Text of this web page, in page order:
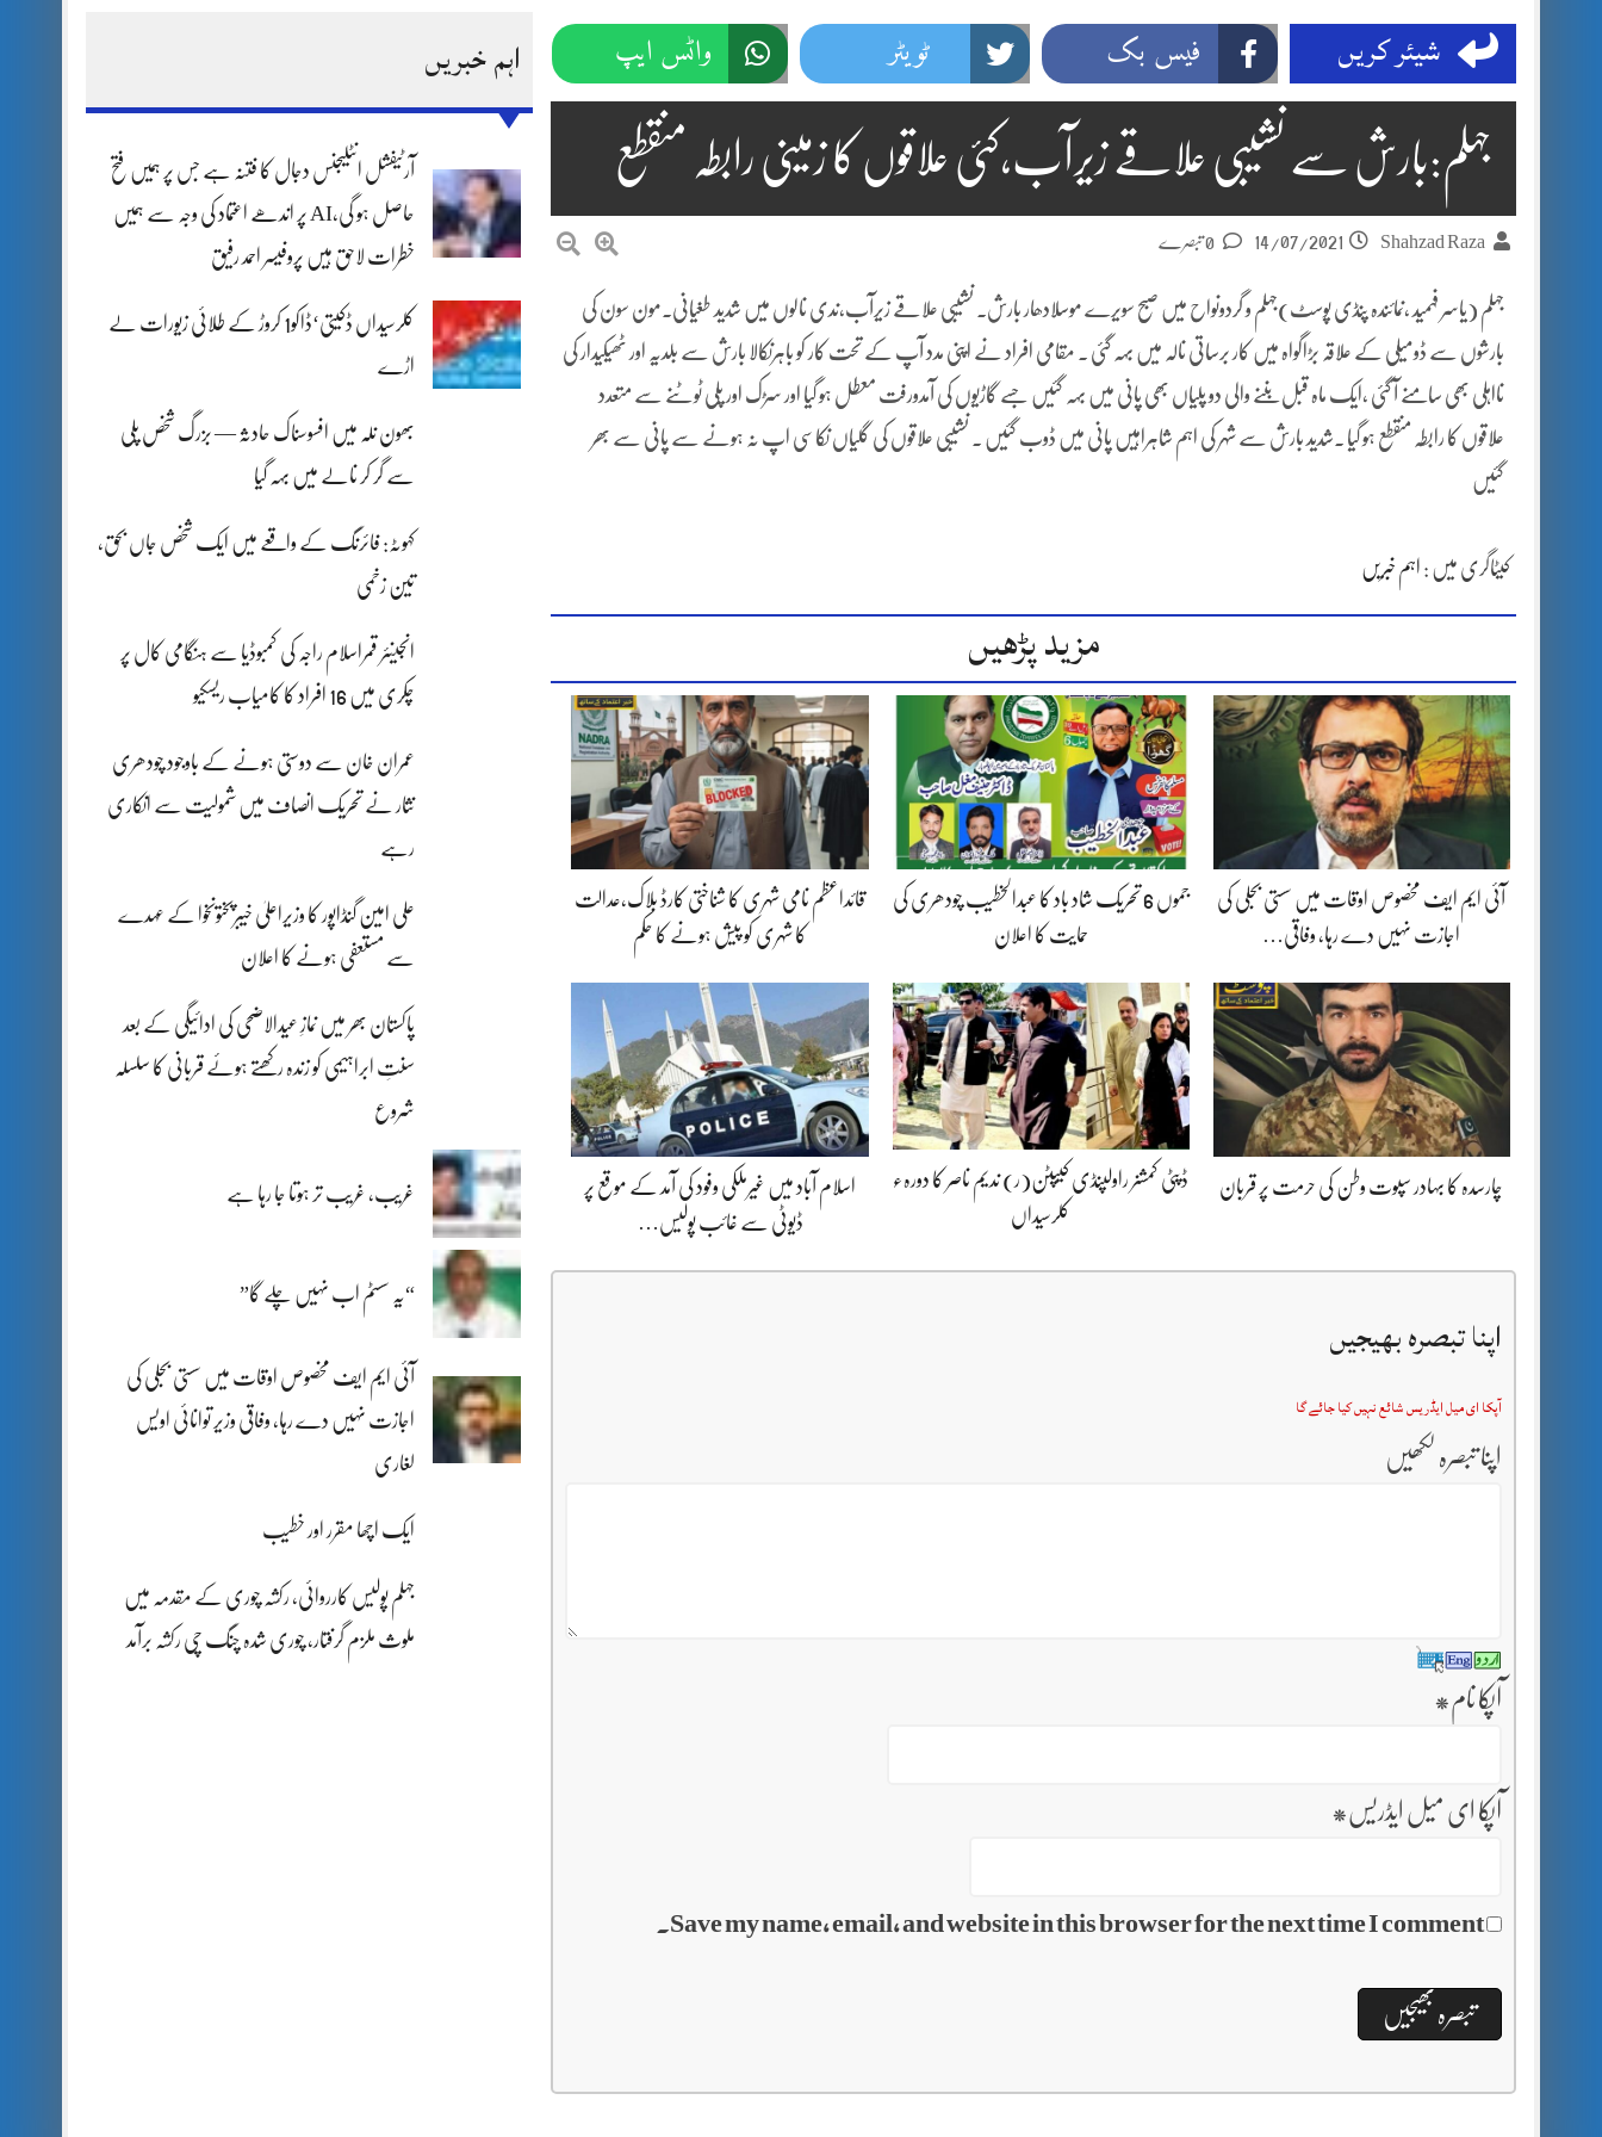
اہم خبریں
آرٹیفشل انٹلیجنس دجال کا فتنہ ہے جس پر ہمیں فتح
حاصل ہو گی،AI پر اندھے اعتماد کی وجہ سے ہمیں
خطرات لاحق ہیں پروفیسر احمد رفیق
کلرسیداں ڈکیتی‘ڈاکو1 کروڑ کے طلائی زیورات لے
اڑے
بھون نلہ میں افسوسناک حادثہ — بزرگ شخص پلی
سے گر کر نالے میں بہہ گیا
کہوٹہ: فائرنگ کے واقعے میں ایک شخص جاں بحق،
تین زخمی
انجینئر قمراسلام راجہ کی کمبوڈیا سے ہنگامی کال پر
چکری میں 16 افراد کا کامیاب ریسکیو
عمران خان سے دوستی ہونے کے باوجود چودھری
نثار نے تحریک انصاف میں شمولیت سے انکاری
رہے
علی امین گنڈاپور کا وزیراعلیٰ خیبرپختونخوا کے عہدے
سے مستعفی ہونے کا اعلان
پاکستان بھر میں نمازِ عیدالاضحی کی ادائیگی کے بعد
سنتِ ابراہیمی کو زندہ رکھتے ہوئے قربانی کا سلسلہ
شروع
غریب، غریب تر ہوتا جا رہا ہے
“یہ سسٹم اب نہیں چلے گا”
آئی ایم ایف مخصوص اوقات میں سستی بجلی کی
اجازت نہیں دے رہا، وفاقی وزیر توانائی اویس
لغاری
ایک اچھا مقرر اور خطیب
جہلم پولیس کارروائی، رکشہ چوری کے مقدمہ میں
ملوث ملزم گرفتار، چوری شدہ چنگ چی رکشہ برآمد
شیئر کریں فیس بک ٹویٹر واٹس ایپ
جہلم:بارش سے نشیبی علاقے زیرآب،کئی علاقوں کا زمینی رابطہ منقطع
Shahzad Raza
14/07/2021
جہلم (یاسر فہمید ،نمائندہ پنڈی پوسٹ)جہلم و گردونواح میں صبح سویرے موسلادھار بارش۔ نشیبی علاقے زیرآب،ندی نالوں میں شدید طغیانی۔مون سون کی
بارشوں سے ڈومیلی کے علاقہ بڑاگواہ میں کار برساتی نالہ میں بہہ گئی ۔ مقامی افراد نے اپنی مدد آپ کے تحت کار کو باہرنکالا بارش سے بلدیہ اور ٹھیکیدار کی
نااہلی بھی سامنے آ گئی ،ایک ماہ قبل بننے والی دو پلیاں بھی پانی میں بہہ گئیں جسے گاڑیوں کی آمدورفت معطل ہو گیا اور سڑک اور پلی ٹوٹنے سے متعدد
علاقوں کا رابطہ منقطع ہو گیا ۔شدید بارش سے شہر کی اہم شاہراہیں پانی میں ڈوب گئیں ۔ نشیبی علاقوں کی گلیاں نکاسی اپ نہ ہونے سے پانی سے بھر
گئیں
کیٹاگری میں : اہم خبریں
مزید پڑھیں
آئی ایم ایف مخصوص اوقات میں سستی بجلی کی
اجازت نہیں دے رہا، وفاقی…
جموں 6 تحریک شاد باد کا عبدالخطیب چودھری کی
حمایت کا اعلان
قائداعظم نامی شہری کا شناختی کارڈ بلاک،عدالت
کا شہری کو پیش ہونے کا حکم
چارسدہ کا بہادر سپوت وطن کی حرمت پر قربان
ڈپٹی کمشنر راولپنڈی کیپٹن(ر) ندیم ناصر کا دورہء
کلرسیداں
اسلام آباد میں غیرملکی وفود کی آمد کے موقع پر
ڈیوٹی سے غائب پولیس…
اپنا تبصرہ بھیجیں
آپکا ای میل ایڈریس شائع نہیں کیا جائے گا
اپنا تبصرہ لکھیں
آپکا نام *
آپکا ای میل ایڈریس *
Save my name, email, and website in this browser for the next time I comment.